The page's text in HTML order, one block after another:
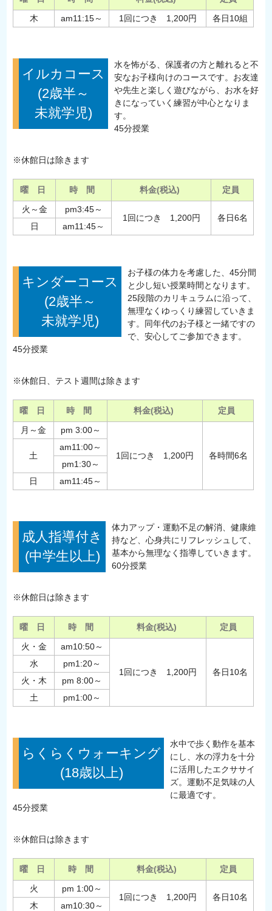
木
am11:15～ 1回につき 1,200円 各日10組
イルカコース
(2歳半～
未就学児)
水を怖がる、保護者の方と離れると不
安なお子様向けのコースです。お友達
や先生と楽しく遊びながら、お水を好
きになっていく練習が中心となりま
す。
45分授業
※休館日は除きます
曜 日 時 間 料金(税込)
定員
火～金
pm3:45～
1回につき 1,200円
各日6名
日
am11:45～
キンダーコース
(2歳半～
未就学児)
お子様の体力を考慮した、45分間
と少し短い授業時間となります。
25段階のカリキュラムに沿って、
無理なくゆっくり練習していきま
す。同年代のお子様と一緒ですの
で、安心してご参加できます。
45分授業
※休館日、テスト週間は除きます
曜 日 時 間 料金(税込)
定員
月～金
pm 3:00～
1回につき 1,200円 各時間6名
土
am11:00～
pm1:30～
日
am11:45～
成人指導付き
(中学生以上)
体力アップ・運動不足の解消、健康維
持など、心身共にリフレッシュして、
基本から無理なく指導していきます。
60分授業
※休館日は除きます
曜 日 時 間 料金(税込)
定員
火・金
am10:50～
1回につき 1,200円 各日10名
水
pm1:20～
火・木
pm 8:00～
土
pm1:00～
らくらくウォーキング
(18歳以上)
水中で歩く動作を基本
にし、水の浮力を十分
に活用したエクササイ
ズ。運動不足気味の人
に最適です。
45分授業
※休館日は除きます
曜 日 時 間 料金(税込)
定員
火
pm 1:00～
1回につき 1,200円
各日10名
木
am10:30～